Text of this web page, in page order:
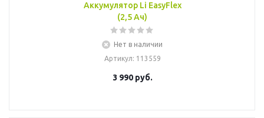
Аккумулятор Li EasyFlex
(2,5 Ач)
Нет в наличии
Артикул: 113559
3 990руб.